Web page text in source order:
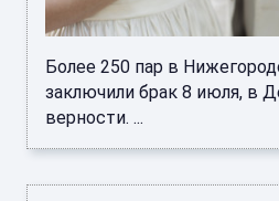
Более 250 пар в
заключили брак 8 июля, в
верности. ...